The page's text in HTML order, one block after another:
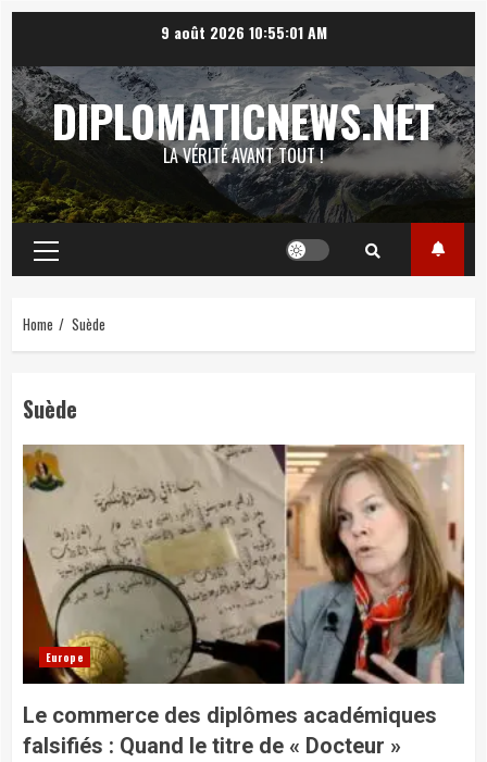
content
9 août 2026 10:55:02 AM
DIPLOMATICNEWS.NET
LA VÉRITÉ AVANT TOUT !
Primary
Menu
Home Suède
Suède
Europe
Le commerce des diplômes académiques
falsifiés : Quand le titre de « Docteur »